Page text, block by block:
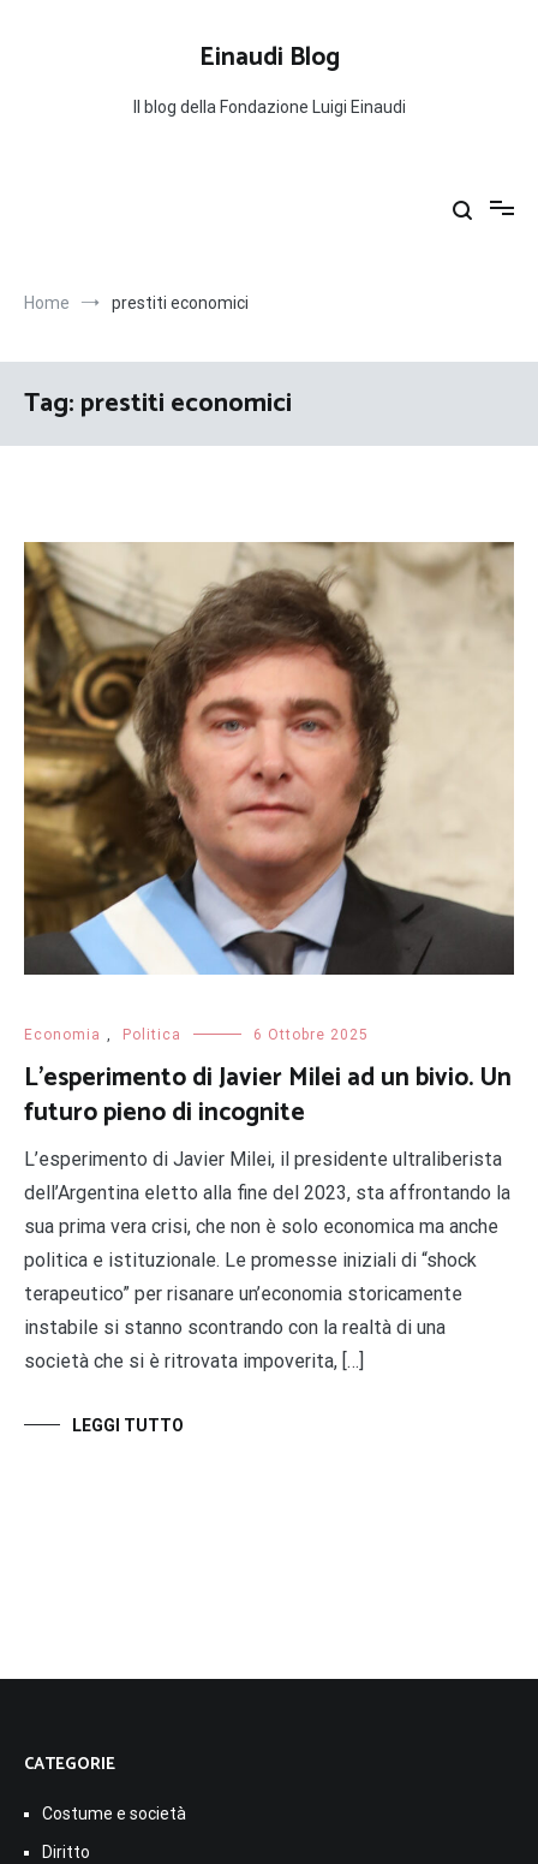
Einaudi Blog
Il blog della Fondazione Luigi Einaudi
Home prestiti economici
Tag:prestiti economici
Economia , Politica 6 Ottobre 2025
L’esperimento di Javier Milei ad un bivio. Un
futuro pieno di incognite
L’esperimento di Javier Milei, il presidente ultraliberista
dell’Argentina eletto alla fine del 2023, sta affrontando la
sua prima vera crisi, che non è solo economica ma anche
politica e istituzionale. Le promesse iniziali di “shock
terapeutico” per risanare un’economia storicamente
instabile si stanno scontrando con la realtà di una
società che si è ritrovata impoverita, […]
LEGGI TUTTO
CATEGORIE
Costume e società
Diritto